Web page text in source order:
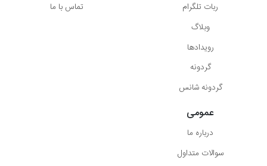
ربات تلگرام
وبلاگ
رویدادها
گردونه
گردونه شانس
تماس با ما
عمومی
درباره ما
سوالات متداول